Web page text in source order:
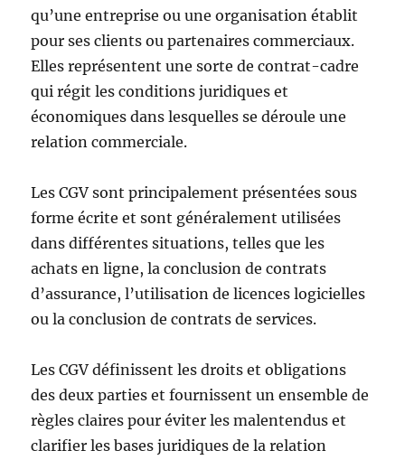
qu’une entreprise ou une organisation établit
pour ses clients ou partenaires commerciaux.
Elles représentent une sorte de contrat-cadre
qui régit les conditions juridiques et
économiques dans lesquelles se déroule une
relation commerciale.
Les CGV sont principalement présentées sous
forme écrite et sont généralement utilisées
dans différentes situations, telles que les
achats en ligne, la conclusion de contrats
d’assurance, l’utilisation de licences logicielles
ou la conclusion de contrats de services.
Les CGV définissent les droits et obligations
des deux parties et fournissent un ensemble de
règles claires pour éviter les malentendus et
clarifier les bases juridiques de la relation